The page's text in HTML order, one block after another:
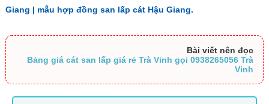
Giang | mẫu hợp đồng san lấp cát Hậu Giang.
Bài viết nên đọc
Bảng giá cát san lấp giá rẻ Trà Vinh gọi 0938265056 Trà
Vinh